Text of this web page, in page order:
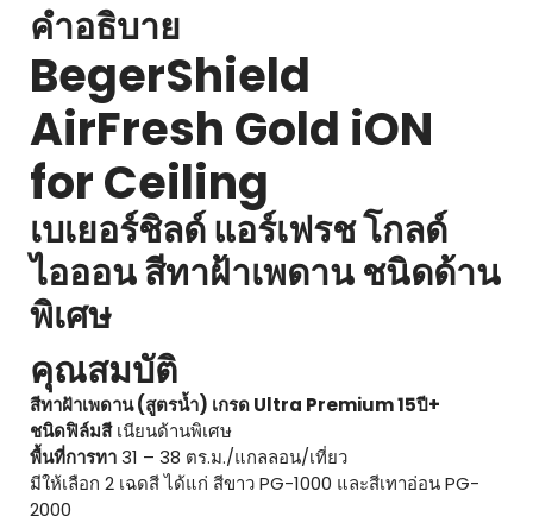
คำอธิบาย
BegerShield
AirFresh Gold iON
for Ceiling
เบเยอร์ชิลด์ แอร์เฟรช โกลด์
ไอออน สีทาฝ้าเพดาน ชนิดด้าน
พิเศษ
คุณสมบัติ
สีทาฝัาเพดาน (สูตรน้ำ) เกรด Ultra Premium 15ปี+
ชนิดฟิล์มสีเนียนด้านพิเศษ
พื้นที่การทา31 – 38 ตร.ม./แกลลอน/เที่ยว
มีให้เลือก 2 เฉดสี ได้แก่ สีขาว PG-1000 และสีเทาอ่อน PG-
2000